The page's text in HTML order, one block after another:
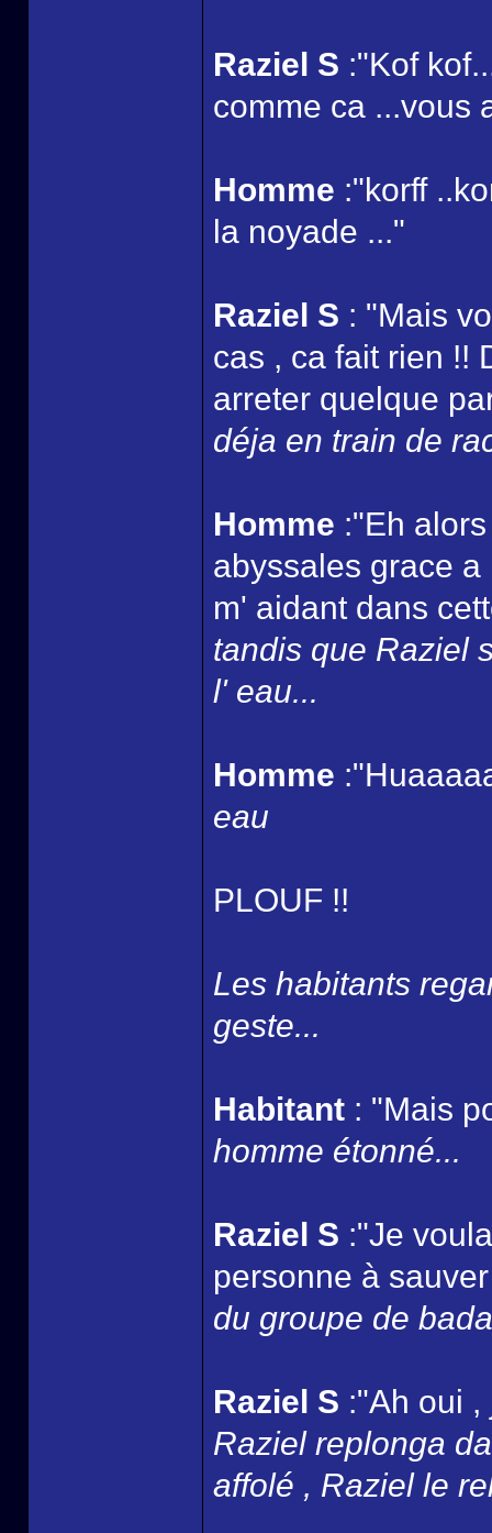
Raziel S :"Kof
comme ca ...vous
Homme :"korff
la noyade ..."
Raziel S : "Mais
cas , ca fait rien !!
arreter quelque
déja en train de
Homme :"Eh
abyssales grace
m' aidant dans
tandis que Raziel
l' eau...
Homme
eau
PLOUF !!
Les habitants
geste...
Habitant : "Mais
homme étonné...
Raziel S :"Je
personne à
du groupe de
Raziel S :"Ah oui
Raziel replonga
affolé , Raziel le